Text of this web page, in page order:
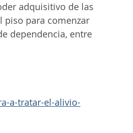
adquisitivo de las
piso para comenzar
dependencia, entre
a-tratar-el-alivio-